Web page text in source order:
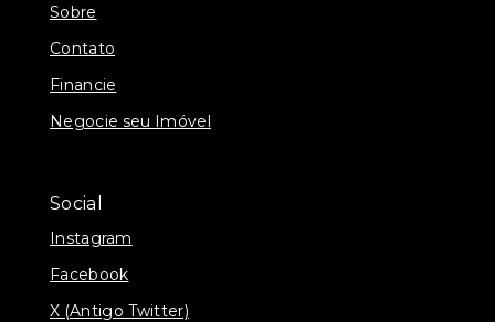
Sobre
Contato
Financie
Negocie seu Imóvel
Social
Instagram
Facebook
X (Antigo Twitter)